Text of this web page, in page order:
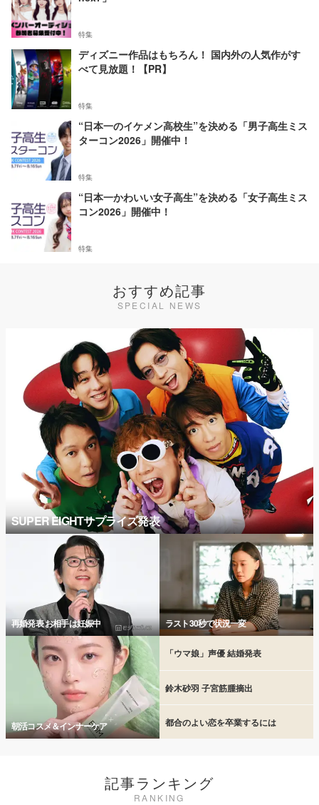
特集
ディズニー作品はもちろん！ 国内外の人気作がす
べて見放題！【PR】
特集
“日本一のイケメン高校生”を決める「男子高生ミス
ターコン2026」開催中！
特集
“日本一かわいい女子高生”を決める「女子高生ミス
コン2026」開催中！
特集
おすすめ記事
SPECIAL NEWS
SUPER EIGHTサプライズ発表
再婚発表 お相手は妊娠中 ラスト30秒で状況一変
朝活コスメ＆インナーケア
「ウマ娘」声優 結婚発表
鈴木砂羽 子宮筋腫摘出
都合のよい恋を卒業するには
記事ランキング
RANKING